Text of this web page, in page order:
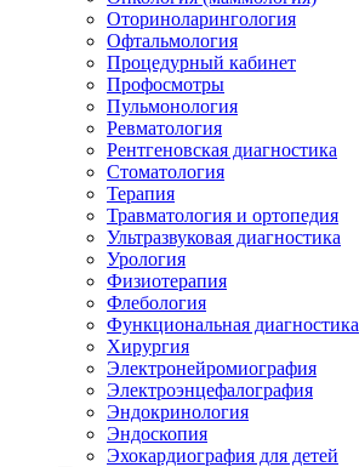
Оториноларингология
Офтальмология
Процедурный кабинет
Профосмотры
Пульмонология
Ревматология
Рентгеновская диагностика
Стоматология
Терапия
Травматология и ортопедия
Ультразвуковая диагностика
Урология
Физиотерапия
Флебология
Функциональная диагностика
Хирургия
Электронейромиография
Электроэнцефалография
Эндокринология
Эндоскопия
Эхокардиография для детей